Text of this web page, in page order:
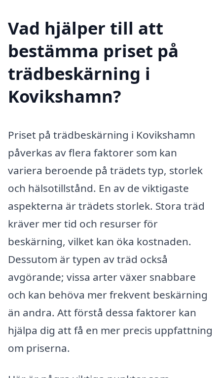
Vad hjälper till att
bestämma priset på
trädbeskärning i
Kovikshamn?
Priset på trädbeskärning i Kovikshamn
påverkas av flera faktorer som kan
variera beroende på trädets typ, storlek
och hälsotillstånd. En av de viktigaste
aspekterna är trädets storlek. Stora träd
kräver mer tid och resurser för
beskärning, vilket kan öka kostnaden.
Dessutom är typen av träd också
avgörande; vissa arter växer snabbare
och kan behöva mer frekvent beskärning
än andra. Att förstå dessa faktorer kan
hjälpa dig att få en mer precis uppfattning
om priserna.